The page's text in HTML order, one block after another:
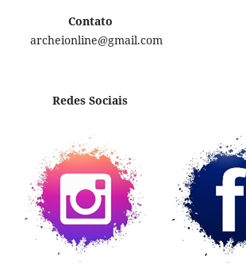
Contato
archeionline@gmail.com
Redes Sociais